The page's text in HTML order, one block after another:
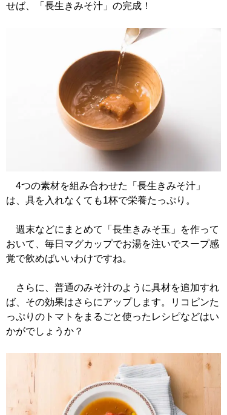
せば、「長生きみそ汁」の完成！
4つの素材を組み合わせた「長生きみそ汁」
は、具を入れなくても1杯で栄養たっぷり。
週末などにまとめて「長生きみそ玉」を作って
おいて、毎日マグカップでお湯を注いでスープ感
覚で飲めばいいわけですね。
さらに、普通のみそ汁のように具材を追加すれ
ば、その効果はさらにアップします。リコピンた
っぷりのトマトをまるごと使ったレシピなどはい
かがでしょうか？